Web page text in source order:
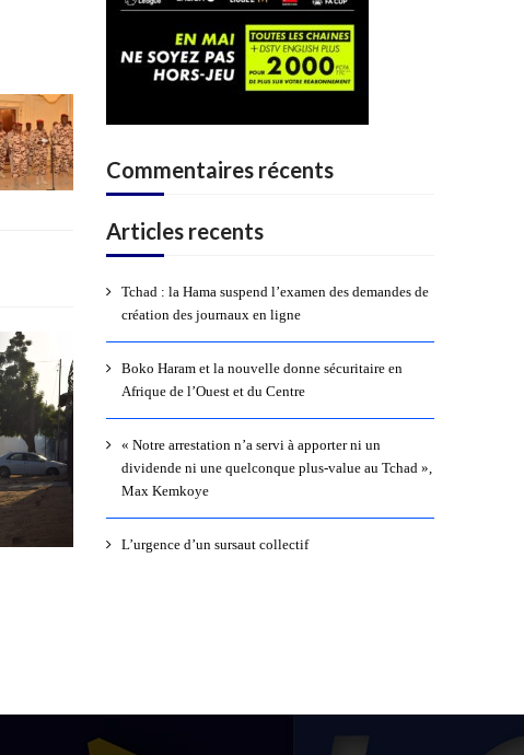
Commentaires récents
Articles recents
Tchad : la Hama suspend l’examen des demandes de
création des journaux en ligne
Boko Haram et la nouvelle donne sécuritaire en
Afrique de l’Ouest et du Centre
« Notre arrestation n’a servi à apporter ni un
dividende ni une quelconque plus-value au Tchad »,
Max Kemkoye
L’urgence d’un sursaut collectif